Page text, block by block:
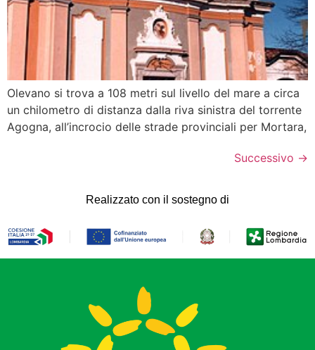
Olevano si trova a 108 metri sul livello del mare a circa
un chilometro di distanza dalla riva sinistra del torrente
Agogna, all’incrocio delle strade provinciali per Mortara,
Successivo →
Realizzato con il sostegno di